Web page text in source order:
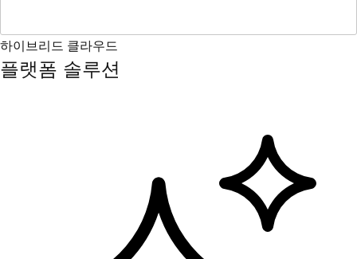
하이브리드 클라우드
플랫폼 솔루션